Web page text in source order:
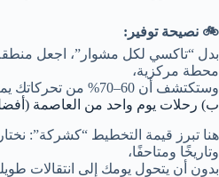
🚲 نصيحة توفير:
بدل “تاكسي لكل مشوار”، اجعل
محطة مركزية،
وستكتشف أن 60–70% من تحركاتك يمكن أن تكون مشيًا + مترو.
ب) رحلات يوم واحد من العاصمة
هنا تبرز قيمة التخطيط “كشركة”:
وتاريخًا ومتاحفًا،
بدون أن يتحول يومك إلى انتقالات